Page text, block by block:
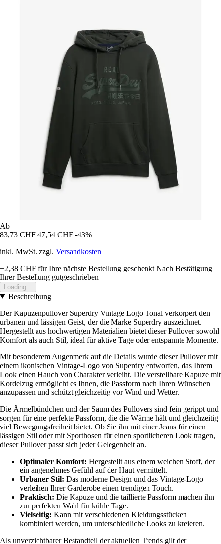
Ab
83,73 CHF 47,54 CHF -43%
inkl. MwSt. zzgl. Versandkosten
+2,38 CHF für Ihre nächste Bestellung geschenkt Nach Bestätigung
Ihrer Bestellung gutgeschrieben
Loading...
Beschreibung
Der Kapuzenpullover Superdry Vintage Logo Tonal verkörpert den
urbanen und lässigen Geist, der die Marke Superdry auszeichnet.
Hergestellt aus hochwertigen Materialien bietet dieser Pullover sowohl
Komfort als auch Stil, ideal für aktive Tage oder entspannte Momente.
Mit besonderem Augenmerk auf die Details wurde dieser Pullover mit
einem ikonischen Vintage-Logo von Superdry entworfen, das Ihrem
Look einen Hauch von Charakter verleiht. Die verstellbare Kapuze mit
Kordelzug ermöglicht es Ihnen, die Passform nach Ihren Wünschen
anzupassen und schützt gleichzeitig vor Wind und Wetter.
Die Ärmelbündchen und der Saum des Pullovers sind fein gerippt und
sorgen für eine perfekte Passform, die die Wärme hält und gleichzeitig
viel Bewegungsfreiheit bietet. Ob Sie ihn mit einer Jeans für einen
lässigen Stil oder mit Sporthosen für einen sportlicheren Look tragen,
dieser Pullover passt sich jeder Gelegenheit an.
Optimaler Komfort: Hergestellt aus einem weichen Stoff, der
ein angenehmes Gefühl auf der Haut vermittelt.
Urbaner Stil: Das moderne Design und das Vintage-Logo
verleihen Ihrer Garderobe einen trendigen Touch.
Praktisch: Die Kapuze und die taillierte Passform machen ihn
zur perfekten Wahl für kühle Tage.
Vielseitig: Kann mit verschiedenen Kleidungsstücken
kombiniert werden, um unterschiedliche Looks zu kreieren.
Als unverzichtbarer Bestandteil der aktuellen Trends gilt der